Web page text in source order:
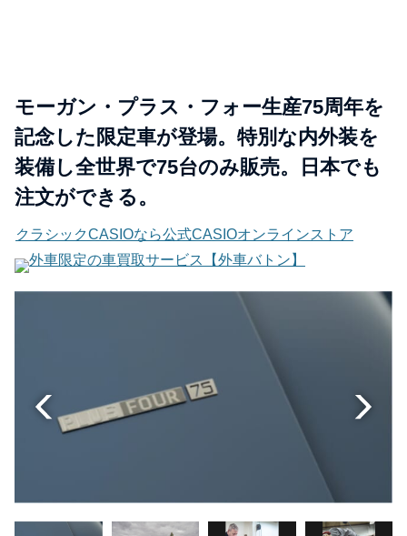
モーガン・プラス・フォー生産75周年を
記念した限定車が登場。特別な内外装を
装備し全世界で75台のみ販売。日本でも
注文ができる。
クラシックCASIOなら公式CASIOオンラインストア
外車限定の車買取サービス【外車バトン】